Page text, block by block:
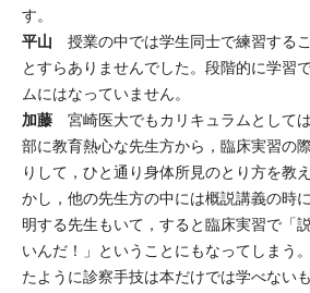
す。
平山 授業の中では学生同士で練習する
とすらありませんでした。段階的に学習
ムにはなっていません。
加藤 宮崎医大でもカリキュラムとして
部に教育熱心な先生方から，臨床実習の
りして，ひと通り身体所見のとり方を教
かし，他の先生方の中には概説講義の時
明する先生もいて，すると臨床実習で「
いんだ！」ということにもなってしまう
たように診察手技は本だけでは学べない